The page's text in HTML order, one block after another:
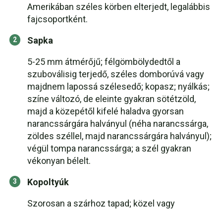
Amerikában széles körben elterjedt, legalábbis
fajcsoportként.
Sapka
5-25 mm átmérőjű; félgömbölydedtől a
szuboválisig terjedő, széles domborúvá vagy
majdnem lapossá szélesedő; kopasz; nyálkás;
színe változó, de eleinte gyakran sötétzöld,
majd a közepétől kifelé haladva gyorsan
narancssárgára halványul (néha narancssárga,
zöldes széllel, majd narancssárgára halványul);
végül tompa narancssárga; a szél gyakran
vékonyan bélelt.
Kopoltyúk
Szorosan a szárhoz tapad; közel vagy